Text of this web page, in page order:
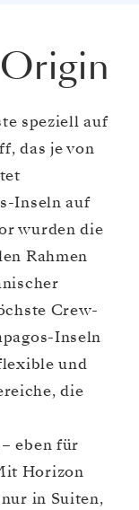
speziell auf
das je von
Inseln auf
wurden die
Rahmen
Crew-
Inseln
und
die
eben für
Horizon
in Suiten,